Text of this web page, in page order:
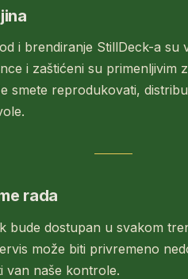
i brendiranje StillDeck-a su
i zaštićeni su primenljivim
smete reprodukovati,
rada
bude dostupan u svakom
može biti privremeno
van naše kontrole.